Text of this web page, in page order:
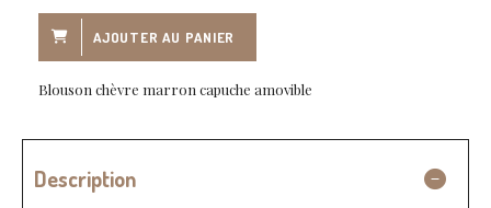
AJOUTER AU PANIER
Blouson chèvre marron capuche amovible
Description